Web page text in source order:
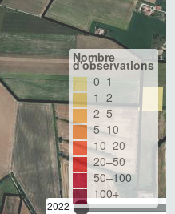
2022
Nombre
d'observations
0–1
1–2
2–5
5–10
10–20
20–50
50–100
100+